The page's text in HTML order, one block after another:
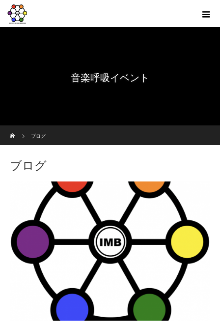
音楽呼吸イベント
ブログ
ブログ